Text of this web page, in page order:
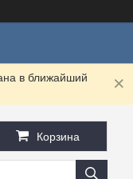
в ближайший
Корзина